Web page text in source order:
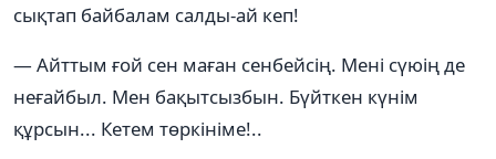
сықтап байбалам салды-ай кеп!
— Айттым ғой сен маған сенбейсің. Мені сүюің де
неғайбыл. Мен бақытсызбын. Бүйткен күнім
құрсын... Кетем төркініме!..